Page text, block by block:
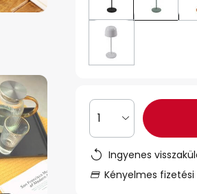
1
Ingyenes
Kényelmes